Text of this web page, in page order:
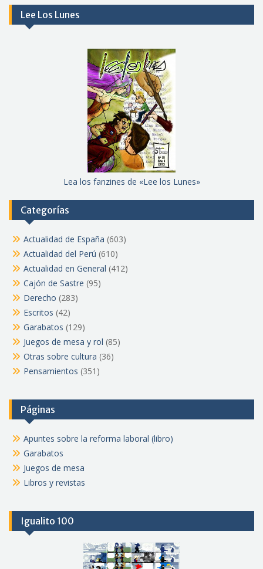
Lee Los Lunes
Lea los fanzines de «Lee los Lunes»
Categorías
Actualidad de España (603)
Actualidad del Perú (610)
Actualidad en General (412)
Cajón de Sastre (95)
Derecho (283)
Escritos (42)
Garabatos (129)
Juegos de mesa y rol (85)
Otras sobre cultura (36)
Pensamientos (351)
Páginas
Apuntes sobre la reforma laboral (libro)
Garabatos
Juegos de mesa
Libros y revistas
Igualito 100